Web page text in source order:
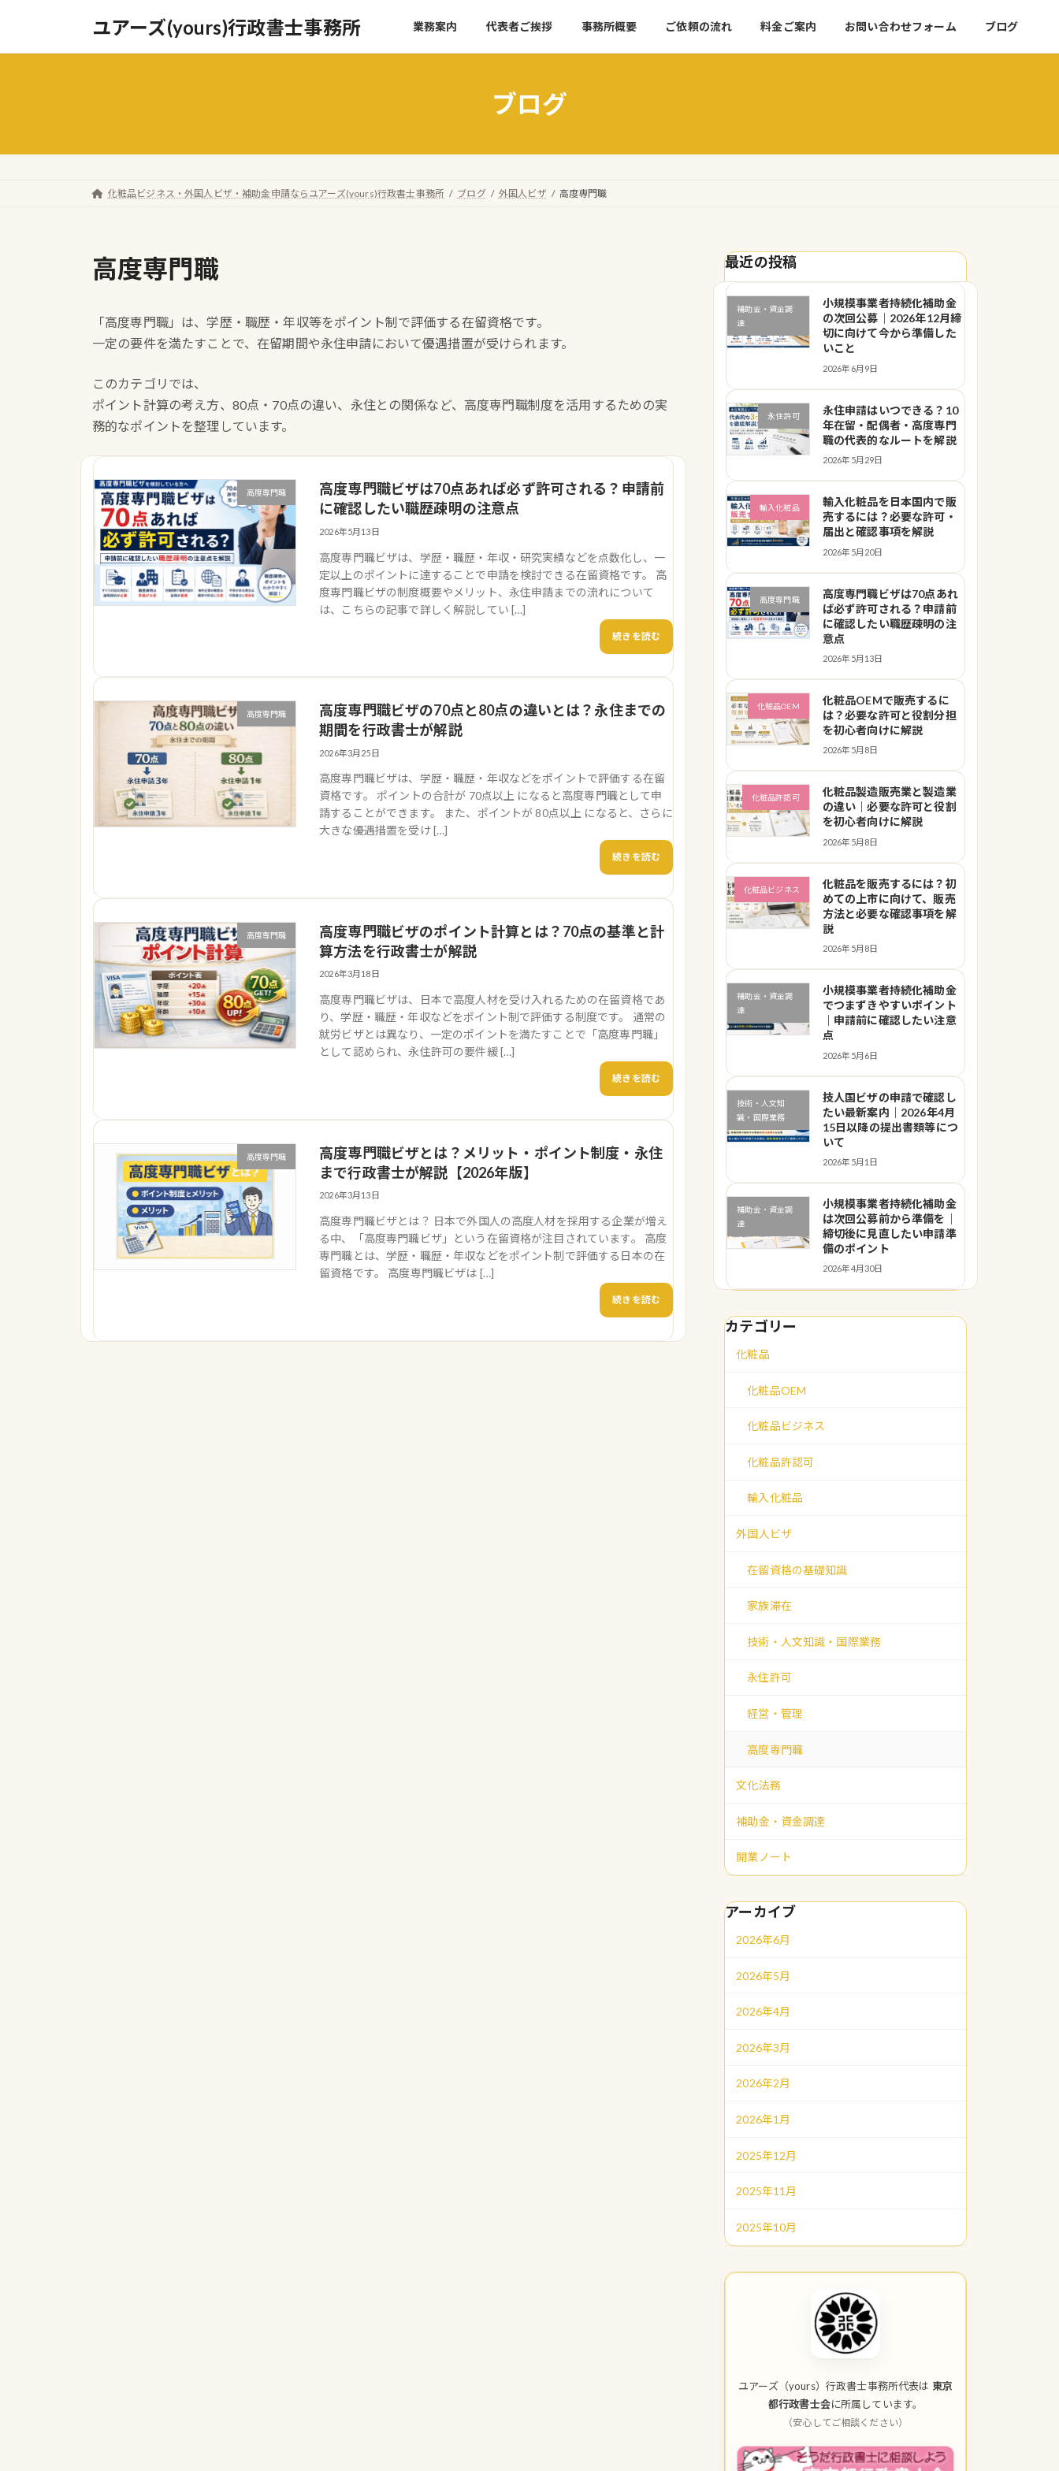
テ
ゲ
ユアーズ(yours)行政書士事務所 業務案内 代表者ご挨拶 事務所概要 ご依頼の流れ 料金ご案内 お問い合わせフォーム ブログ
ブログ
化粧品ビジネス・外国人ビザ・補助金申請ならユアーズ(yours)行政書士事務所 ブログ 外国人ビザ 高度専門職
高度専門職
「高度専門職」は、学歴・職歴・年収等をポイント制で評価する在留資格です。
一定の要件を満たすことで、在留期間や永住申請において優遇措置が受けられます。
このカテゴリでは、
ポイント計算の考え方、80点・70点の違い、永住との関係など、高度専門職制度を活用するための実
務的なポイントを整理しています。
高度専門職
高度専門職ビザは70点あれば必ず許可される？申請前
に確認したい職歴疎明の注意点
2026年5月13日
高度専門職ビザは、学歴・職歴・年収・研究実績などを点数化し、一
定以上のポイントに達することで申請を検討できる在留資格です。 高
度専門職ビザの制度概要やメリット、永住申請までの流れについて
は、こちらの記事で詳しく解説してい […]
続きを読む
高度専門職
高度専門職ビザの70点と80点の違いとは？永住までの
期間を行政書士が解説
2026年3月25日
高度専門職ビザは、学歴・職歴・年収などをポイントで評価する在留
資格です。 ポイントの合計が 70点以上 になると高度専門職として申
請することができます。 また、ポイントが 80点以上 になると、さらに
大きな優遇措置を受け […]
続きを読む
高度専門職
高度専門職ビザのポイント計算とは？70点の基準と計
算方法を行政書士が解説
2026年3月18日
高度専門職ビザは、日本で高度人材を受け入れるための在留資格であ
り、学歴・職歴・年収などをポイント制で評価する制度です。 通常の
就労ビザとは異なり、一定のポイントを満たすことで「高度専門職」
として認められ、永住許可の要件緩 […]
続きを読む
高度専門職
高度専門職ビザとは？メリット・ポイント制度・永住
まで行政書士が解説【2026年版】
2026年3月13日
高度専門職ビザとは？ 日本で外国人の高度人材を採用する企業が増え
る中、「高度専門職ビザ」という在留資格が注目されています。 高度
専門職とは、学歴・職歴・年収などをポイント制で評価する日本の在
留資格です。 高度専門職ビザは […]
続きを読む
最近の投稿
補助金・資金調
達
小規模事業者持続化補助金
の次回公募｜2026年12月締
切に向けて今から準備した
いこと
2026年6月9日
永住許可
永住申請はいつできる？10
年在留・配偶者・高度専門
職の代表的なルートを解説
2026年5月29日
輸入化粧品
輸入化粧品を日本国内で販
売するには？必要な許可・
届出と確認事項を解説
2026年5月20日
高度専門職
高度専門職ビザは70点あれ
ば必ず許可される？申請前
に確認したい職歴疎明の注
意点
2026年5月13日
化粧品OEM
化粧品OEMで販売するに
は？必要な許可と役割分担
を初心者向けに解説
2026年5月8日
化粧品許認可
化粧品製造販売業と製造業
の違い｜必要な許可と役割
を初心者向けに解説
2026年5月8日
化粧品ビジネス
化粧品を販売するには？初
めての上市に向けて、販売
方法と必要な確認事項を解
説
2026年5月8日
補助金・資金調
達
小規模事業者持続化補助金
でつまずきやすいポイント
｜申請前に確認したい注意
点
2026年5月6日
技術・人文知
識・国際業務
技人国ビザの申請で確認し
たい最新案内｜2026年4月
15日以降の提出書類等につ
いて
2026年5月1日
補助金・資金調
達
小規模事業者持続化補助金
は次回公募前から準備を｜
締切後に見直したい申請準
備のポイント
2026年4月30日
カテゴリー
化粧品
化粧品OEM
化粧品ビジネス
化粧品許認可
輸入化粧品
外国人ビザ
在留資格の基礎知識
家族滞在
技術・人文知識・国際業務
永住許可
経営・管理
高度専門職
文化法務
補助金・資金調達
開業ノート
アーカイブ
2026年6月
2026年5月
2026年4月
2026年3月
2026年2月
2026年1月
2025年12月
2025年11月
2025年10月
ユアーズ（yours）行政書士事務所代表は 東京
都行政書士会に所属しています。
（安心してご相談ください）